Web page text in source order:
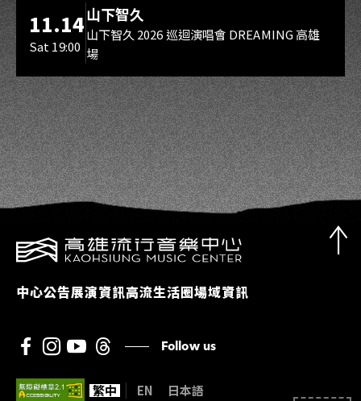
11.14
Sat 19:00
山下智久
山下智久 2026 巡迴演唱會 DREAMING 高雄
場
中心公告展演資訊高流生活圈場域資訊
Follow us
繁中 EN 日本語